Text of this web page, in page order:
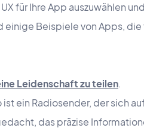
für Ihre App auszuwählen
Beispiele von Apps,
Leidenschaft zu teilen.
ist ein Radiosender, der sich
das präzise